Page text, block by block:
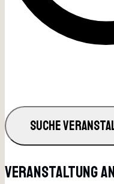
SUCHE
Veranstaltung